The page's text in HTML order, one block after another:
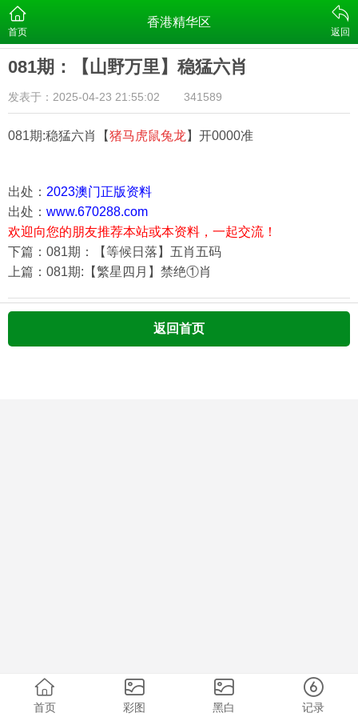
首页
香港精华区
返回
081期：【山野万里】稳猛六肖
发表于：2025-04-23 21:55:02 341589
081期:稳猛六肖【猪马虎鼠兔龙 】开0000准
出处： 2023澳门正版资料
出处： www.670288.com
欢迎向您的朋友推荐本站或本资料，一起交流！
下篇：081期：【等候日落】五肖五码
上篇：081期:【繁星四月】禁绝①肖
返回首页
首页 彩图 黑白 记录